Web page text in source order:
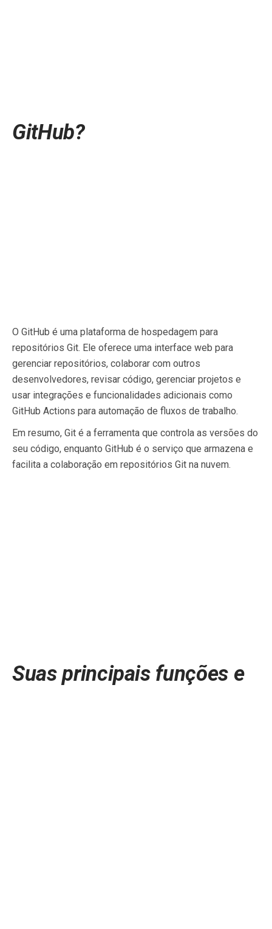
GitHub?
O GitHub é uma plataforma de hospedagem para
repositórios Git. Ele oferece uma interface web para
gerenciar repositórios, colaborar com outros
desenvolvedores, revisar código, gerenciar projetos e
usar integrações e funcionalidades adicionais como
GitHub Actions para automação de fluxos de trabalho.
Em resumo, Git é a ferramenta que controla as versões do
seu código, enquanto GitHub é o serviço que armazena e
facilita a colaboração em repositórios Git na nuvem.
Suas principais funções e